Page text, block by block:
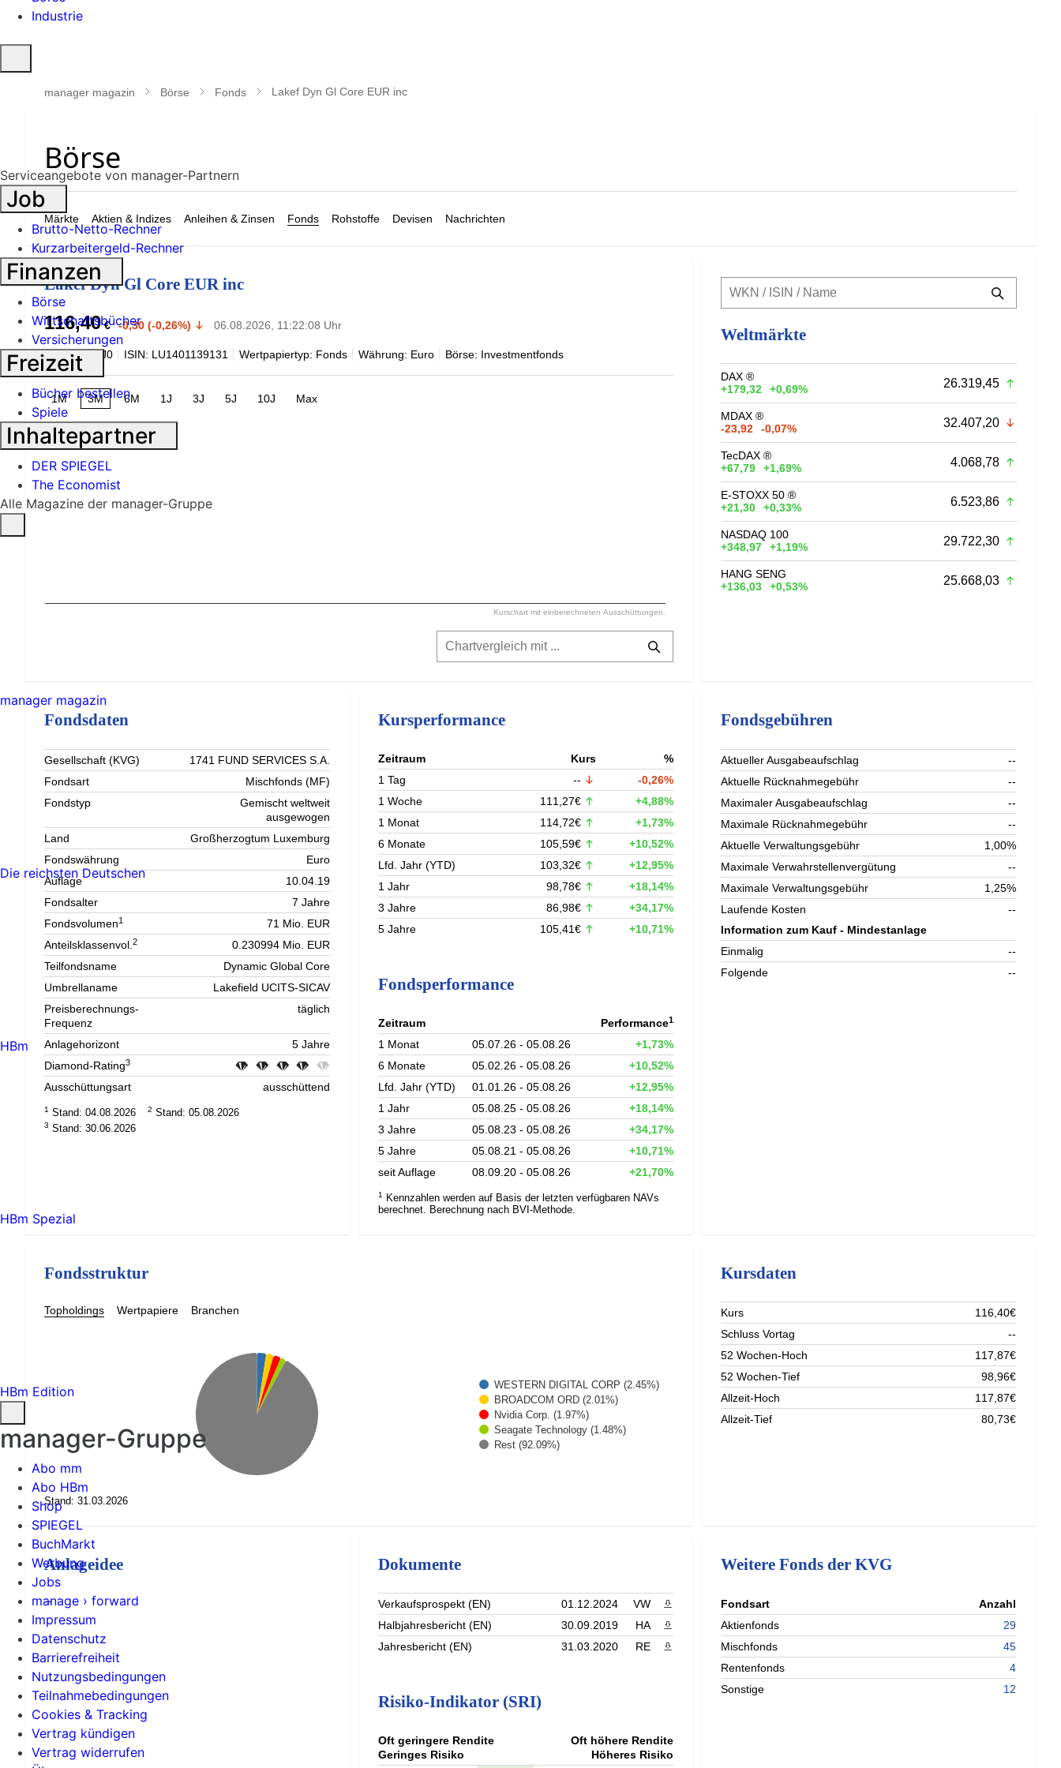
Industrie
öffnen
manager magazin Börse Fonds Lakef Dyn Gl Core EUR inc
Märkte Aktien & Indizes Anleihen & Zinsen Fonds Rohstoffe Devisen Nachrichten
Lakef Dyn Gl Core EUR inc
116,40 € -0,30 (-0,26%) 06.08.2026, 11:22:08 Uhr
WKN: A2PJJ0 ISIN: LU1401139131 Wertpapiertyp: Fonds Währung: Euro Börse: Investmentfonds
1M 3M 6M 1J 3J 5J 10J Max
Kurschart mit einberechneten Ausschüttungen.
Weltmärkte
DAX ®
+179,32
+0,69% 26.319,45
MDAX ®
-23,92
-0,07% 32.407,20
TecDAX ®
+67,79
+1,69% 4.068,78
E-STOXX 50 ®
+21,30
+0,33% 6.523,86
NASDAQ 100
+348,97
+1,19% 29.722,30
HANG SENG
+136,03
+0,53% 25.668,03
Fondsdaten
Gesellschaft (KVG)
1741 FUND SERVICES S.A.
Fondsart
Mischfonds (MF)
Fondstyp
Gemischt weltweit
ausgewogen
Land
Großherzogtum Luxemburg
Fondswährung
Euro
Auflage
10.04.19
Fondsalter
7 Jahre
Fondsvolumen1
71 Mio. EUR
Anteilsklassenvol.2
0.230994 Mio. EUR
Teilfondsname
Dynamic Global Core
Umbrellaname
Lakefield UCITS-SICAV
Preisberechnungs-
Frequenz
täglich
Anlagehorizont
5 Jahre
Diamond-Rating3
Ausschüttungsart ausschüttend
1 Stand: 04.08.2026 2 Stand: 05.08.2026
3 Stand: 30.06.2026
Kursperformance
Zeitraum Kurs
%
1 Tag
--
-0,26%
1 Woche
111,27€
+4,88%
1 Monat
114,72€
+1,73%
6 Monate
105,59€
+10,52%
Lfd. Jahr (YTD)
103,32€
+12,95%
1 Jahr
98,78€
+18,14%
3 Jahre
86,98€
+34,17%
5 Jahre
105,41€ +10,71%
Fondsperformance
Zeitraum Performance1
1 Monat 05.07.26 - 05.08.26
+1,73%
6 Monate
05.02.26 - 05.08.26
+10,52%
Lfd. Jahr (YTD)
01.01.26 - 05.08.26
+12,95%
1 Jahr
05.08.25 - 05.08.26
+18,14%
3 Jahre
05.08.23 - 05.08.26
+34,17%
5 Jahre
05.08.21 - 05.08.26
+10,71%
seit Auflage
08.09.20 - 05.08.26 +21,70%
1
Kennzahlen werden auf Basis der letzten verfügbaren NAVs
berechnet. Berechnung nach BVI-Methode.
Fondsgebühren
Aktueller Ausgabeaufschlag
--
Aktuelle Rücknahmegebühr
--
Maximaler Ausgabeaufschlag
--
Maximale Rücknahmegebühr
--
Aktuelle Verwaltungsgebühr
1,00%
Maximale Verwahrstellenvergütung
--
Maximale Verwaltungsgebühr
1,25%
Laufende Kosten
--
Information zum Kauf - Mindestanlage
Einmalig
--
Folgende
--
Fondsstruktur
Topholdings Wertpapiere Branchen
WESTERN DIGITAL CORP (2.45%)
BROADCOM ORD (2.01%)
Nvidia Corp. (1.97%)
Seagate Technology (1.48%)
Rest (92.09%)
Stand: 31.03.2026
Kursdaten
Kurs
116,40€
Schluss Vortag
--
52 Wochen-Hoch
117,87€
52 Wochen-Tief
98,96€
Allzeit-Hoch
117,87€
Allzeit-Tief
80,73€
Anlageidee
--
Dokumente
Verkaufsprospekt (EN) 01.12.2024 VW
PDF herunterladen
Halbjahresbericht (EN)
30.09.2019 HA
PDF herunterladen
Jahresbericht (EN)
31.03.2020 RE PDF herunterladen
Risiko-Indikator (SRI)
Oft geringere Rendite
Geringes Risiko
Oft höhere Rendite
Höheres Risiko
Weitere Fonds der KVG
Fondsart
Anzahl
Aktienfonds
29
Mischfonds
45
Rentenfonds
4
Sonstige
12
Serviceangebote von manager-Partnern
Job
Brutto-Netto-Rechner
Kurzarbeitergeld-Rechner
Finanzen
Börse
Wirtschaftsbücher
Versicherungen
Freizeit
Bücher bestellen
Spiele
Inhaltepartner
DER SPIEGEL
The Economist
Alle Magazine der manager-Gruppe
manager magazin
Die reichsten Deutschen
HBm
HBm Spezial
HBm Edition
manager-Gruppe
Abo mm
Abo HBm
Shop
SPIEGEL
BuchMarkt
Werbung
Jobs
manage › forward
Impressum
Datenschutz
Barrierefreiheit
Nutzungsbedingungen
Teilnahmebedingungen
Cookies & Tracking
Vertrag kündigen
Vertrag widerrufen